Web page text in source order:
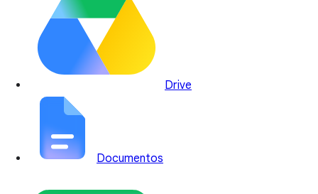
Drive
Documentos